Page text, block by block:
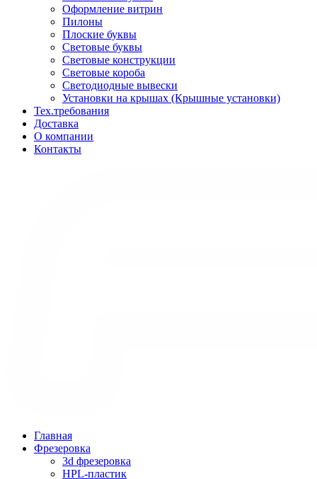
Оформление витрин
Пилоны
Плоские буквы
Световые буквы
Световые конструкции
Световые короба
Светодиодные вывески
Установки на крышах (Крышные установки)
Тех.требования
Доставка
О компании
Контакты
Главная
Фрезеровка
3d фрезеровка
HPL-пластик